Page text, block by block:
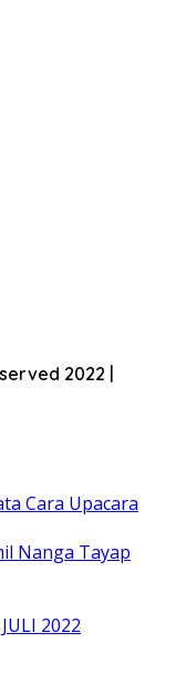
2022 |
Cara Upacara
Nanga Tayap
2022